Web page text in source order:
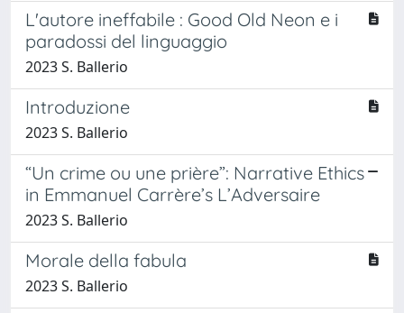
L'autore ineffabile : Good Old Neon e i
paradossi del linguaggio
2023 S. Ballerio
Introduzione
2023 S. Ballerio
“Un crime ou une prière”: Narrative Ethics
in Emmanuel Carrère’s L’Adversaire
2023 S. Ballerio
Morale della fabula
2023 S. Ballerio